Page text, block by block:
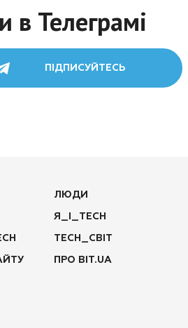
в Телеграмі
ПІДПИСУЙТЕСЬ
ЛЮДИ
Я_І_TECH
TECH_СВІТ
ПРО BIT.UA